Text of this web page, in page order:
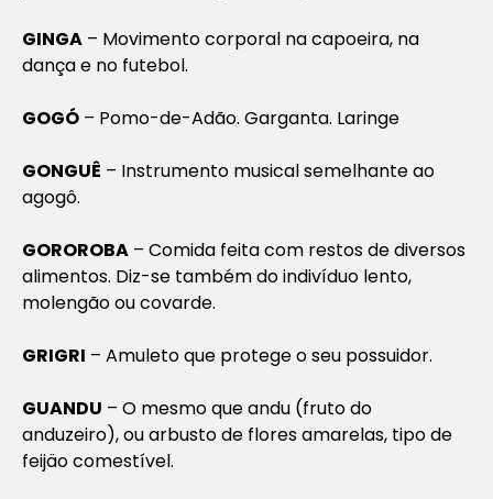
GINGA – Movimento corporal na capoeira, na
dança e no futebol.
GOGÓ – Pomo-de-Adão. Garganta. Laringe
GONGUÊ – Instrumento musical semelhante ao
agogô.
GOROROBA – Comida feita com restos de diversos
alimentos. Diz-se também do indivíduo lento,
molengão ou covarde.
GRIGRI – Amuleto que protege o seu possuidor.
GUANDU – O mesmo que andu (fruto do
anduzeiro), ou arbusto de flores amarelas, tipo de
feijäo comestível.